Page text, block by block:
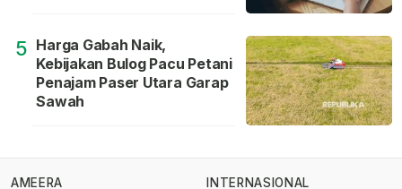
5 Harga Gabah Naik,
Kebijakan Bulog Pacu Petani
Penajam Paser Utara Garap
Sawah
AMEERA INTERNASIONAL